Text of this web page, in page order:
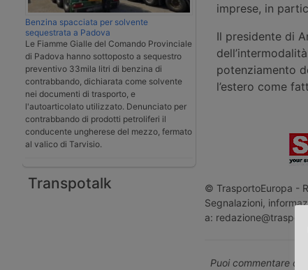
Benzina spacciata per solvente
sequestrata a Padova
Le Fiamme Gialle del Comando Provinciale
di Padova hanno sottoposto a sequestro
preventivo 33mila litri di benzina di
contrabbando, dichiarata come solvente
nei documenti di trasporto, e
l'autoarticolato utilizzato. Denunciato per
contrabbando di prodotti petroliferi il
conducente ungherese del mezzo, fermato
al valico di Tarvisio.
Transpotalk
imprese, in
Il presidente di
potenziamento
l’estero come
© TrasportoEuropa -
Segnalazioni,
a:
Puoi commentare